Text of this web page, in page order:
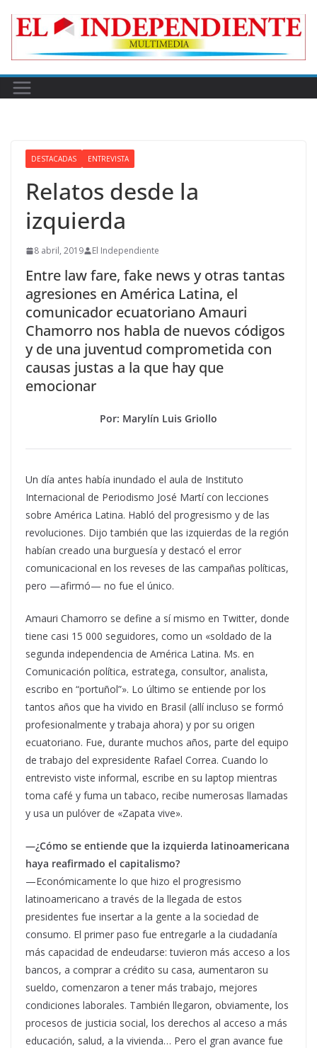
DESTACADAS ENTREVISTA
Relatos desde la
izquierda
8 abril, 2019 El Independiente
Entre law fare, fake news y otras tantas
agresiones en América Latina, el
comunicador ecuatoriano Amauri
Chamorro nos habla de nuevos códigos
y de una juventud comprometida con
causas justas a la que hay que
emocionar
Por: Marylín Luis Griollo
Un día antes había inundado el aula de Instituto
Internacional de Periodismo José Martí con lecciones
sobre América Latina. Habló del progresismo y de las
revoluciones. Dijo también que las izquierdas de la región
habían creado una burguesía y destacó el error
comunicacional en los reveses de las campañas políticas,
pero —afirmó— no fue el único.
Amauri Chamorro se define a sí mismo en Twitter, donde
tiene casi 15 000 seguidores, como un «soldado de la
segunda independencia de América Latina. Ms. en
Comunicación política, estratega, consultor, analista,
escribo en “portuñol”». Lo último se entiende por los
tantos años que ha vivido en Brasil (allí incluso se formó
profesionalmente y trabaja ahora) y por su origen
ecuatoriano. Fue, durante muchos años, parte del equipo
de trabajo del expresidente Rafael Correa. Cuando lo
entrevisto viste informal, escribe en su laptop mientras
toma café y fuma un tabaco, recibe numerosas llamadas
y usa un pulóver de «Zapata vive».
—¿Cómo se entiende que la izquierda latinoamericana
haya reafirmado el capitalismo?
—Económicamente lo que hizo el progresismo
latinoamericano a través de la llegada de estos
presidentes fue insertar a la gente a la sociedad de
consumo. El primer paso fue entregarle a la ciudadanía
más capacidad de endeudarse: tuvieron más acceso a los
bancos, a comprar a crédito su casa, aumentaron su
sueldo, comenzaron a tener más trabajo, mejores
condiciones laborales. También llegaron, obviamente, los
procesos de justicia social, los derechos al acceso a más
educación, salud, a la vivienda… Pero el gran avance fue